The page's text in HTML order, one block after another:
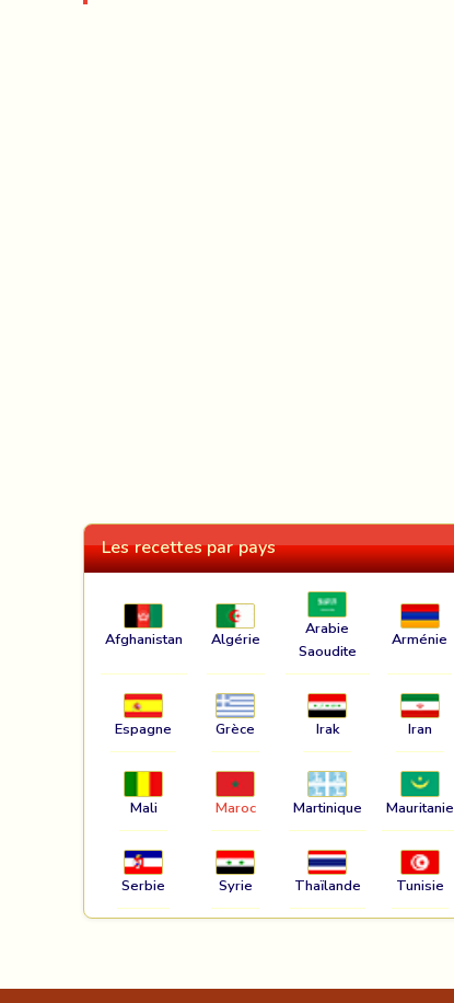
Les recettes par pays
Afghanistan Algérie
Arabie
Saoudite
Arménie
Espagne Grèce Irak Iran
Mali Maroc Martinique Mauritanie
Serbie Syrie Thaïlande Tunisie